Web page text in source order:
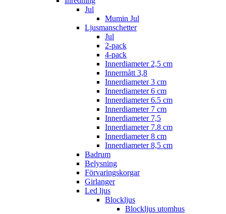
Jul
Mumin Jul
Ljusmanschetter
Jul
2-pack
4-pack
Innerdiameter 2,5 cm
Innermått 3,8
Innerdiameter 3 cm
Innerdiameter 6 cm
Innerdiameter 6.5 cm
Innerdiameter 7 cm
Innerdiameter 7,5
Innerdiameter 7.8 cm
Innerdiameter 8 cm
Innerdiameter 8,5 cm
Badrum
Belysning
Förvaringskorgar
Girlanger
Led ljus
Blockljus
Blockljus utomhus